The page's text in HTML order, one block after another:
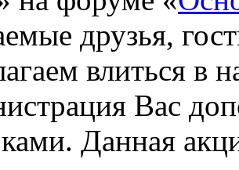
друзья,
влиться в
Вас
Данная